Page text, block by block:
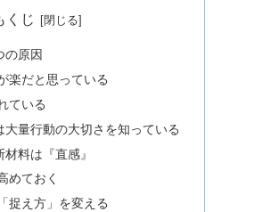
くじ
の原因
楽だと思っている
ている
大量行動の大切さを知っている
料は『直感』
めておく
捉え方」を変える